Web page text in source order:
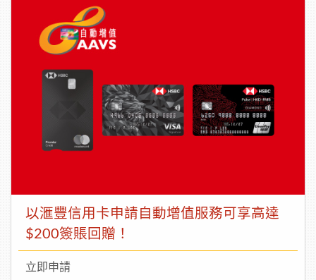
以滙豐信用卡申請自動增值服務可享高達
$200簽賬回贈！
立即申請